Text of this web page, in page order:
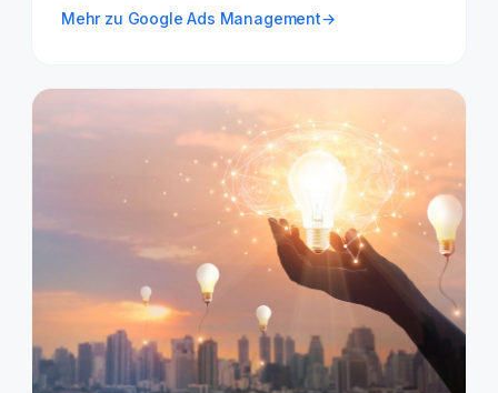
Mehr zu Google Ads Management→